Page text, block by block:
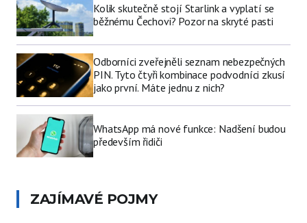
Kolik skutečně stojí Starlink a vyplatí se
běžnému Čechovi? Pozor na skryté pasti
Odborníci zveřejněli seznam nebezpečných
PIN. Tyto čtyři kombinace podvodníci zkusí
jako první. Máte jednu z nich?
WhatsApp má nové funkce: Nadšení budou
především řidiči
ZAJÍMAVÉ POJMY